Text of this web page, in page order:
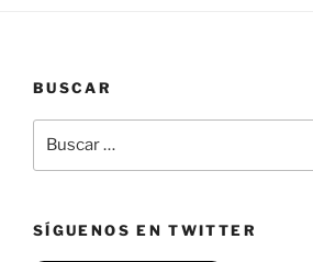
BUSCAR
por:
SÍGUENOS EN TWITTER